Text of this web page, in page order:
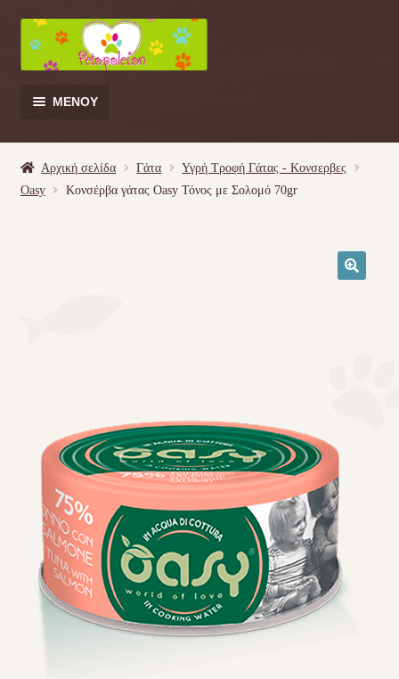
Απευθείας
μετάβαση
στην
πλοήγηση
Μετάβαση
σε
περιεχόμενο
ΜΕΝΟΎ
Τσάντες μεταφοράς
Επικοινωνία
Φροντίδα – Είδη Υγιεινής
Αρχική σελίδα Γάτα
Υγρή Τροφή Γάτας - Kονσερβες
Oasy
Κονσέρβα γάτας Oasy Τόνος με Σολομό 70gr